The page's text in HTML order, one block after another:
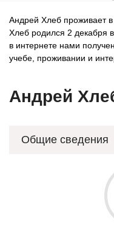
Андрей Хлеб проживает
Хлеб родился 2 декабря
в интернете нами
учебе, проживании и
Андрей
Общие сведения